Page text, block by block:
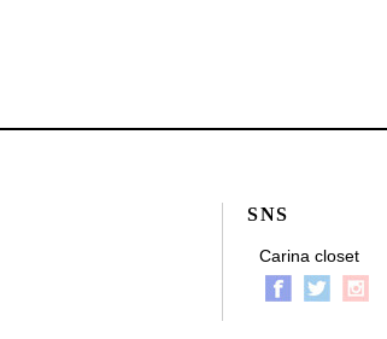
SNS
Carina closet